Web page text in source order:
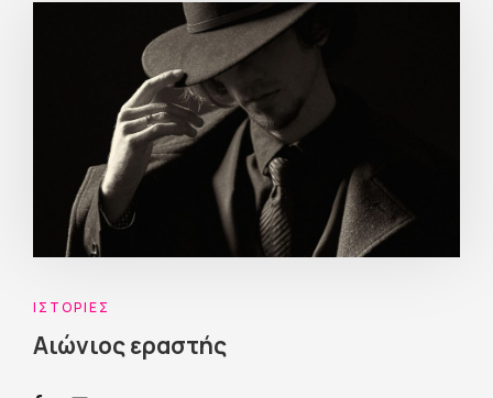
ΙΣΤΟΡΊΕΣ
Αιώνιος εραστής